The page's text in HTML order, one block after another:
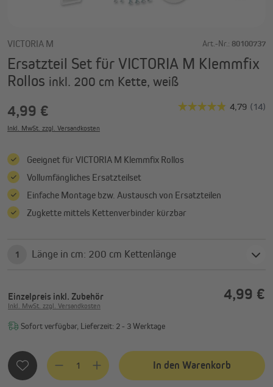
VICTORIA M Art.-Nr.: 80100737
Ersatzteil Set für VICTORIA M Klemmfix
Rollos inkl. 200 cm Kette, weiß
4,99 €
Inkl. MwSt. zzgl. Versandkosten
Geeignet für VICTORIA M Klemmfix Rollos
Vollumfängliches Ersatzteilset
Einfache Montage bzw. Austausch von Ersatzteilen
Zugkette mittels Kettenverbinder kürzbar
1 Länge in cm: 200 cm Kettenlänge
Einzelpreis inkl. Zubehör 4,99 €
Inkl. MwSt. zzgl. Versandkosten
Sofort verfügbar, Lieferzeit: 2 - 3 Werktage
Produkt Anzahl: Gib den gewünschten Wert ein oder
In den Warenkorb